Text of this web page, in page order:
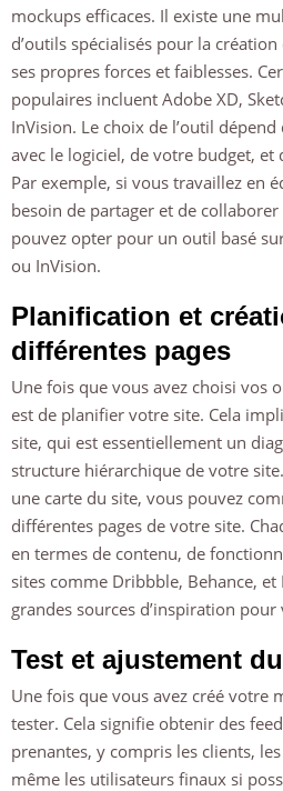
mockups efficaces. Il existe une
d’outils spécialisés pour la
ses propres forces et faiblesses.
populaires incluent Adobe XD,
InVision. Le choix de l’outil
avec le logiciel, de votre budget, et
Par exemple, si vous travaillez en
besoin de partager et de
pouvez opter pour un outil basé
ou InVision.
Planification et
différentes pages
Une fois que vous avez choisi vos
est de planifier votre site. Cela
site, qui est essentiellement un
structure hiérarchique de votre
une carte du site, vous pouvez
différentes pages de votre site.
en termes de contenu, de
sites comme Dribbble, Behance,
grandes sources d’inspiration pour
Test et ajustement
Une fois que vous avez créé votre
tester. Cela signifie obtenir des
prenantes, y compris les clients,
même les utilisateurs finaux si